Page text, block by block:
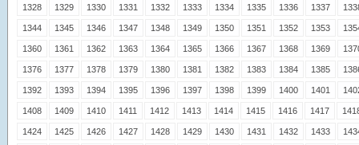
1328 1329 1330 1331 1332 1333 1334 1335 1336 1337
1344 1345 1346 1347 1348 1349 1350 1351 1352 1353
1360 1361 1362 1363 1364 1365 1366 1367 1368 1369
1376 1377 1378 1379 1380 1381 1382 1383 1384 1385
1392 1393 1394 1395 1396 1397 1398 1399 1400 1401
1408 1409 1410 1411 1412 1413 1414 1415 1416 1417
1424 1425 1426 1427 1428 1429 1430 1431 1432 1433